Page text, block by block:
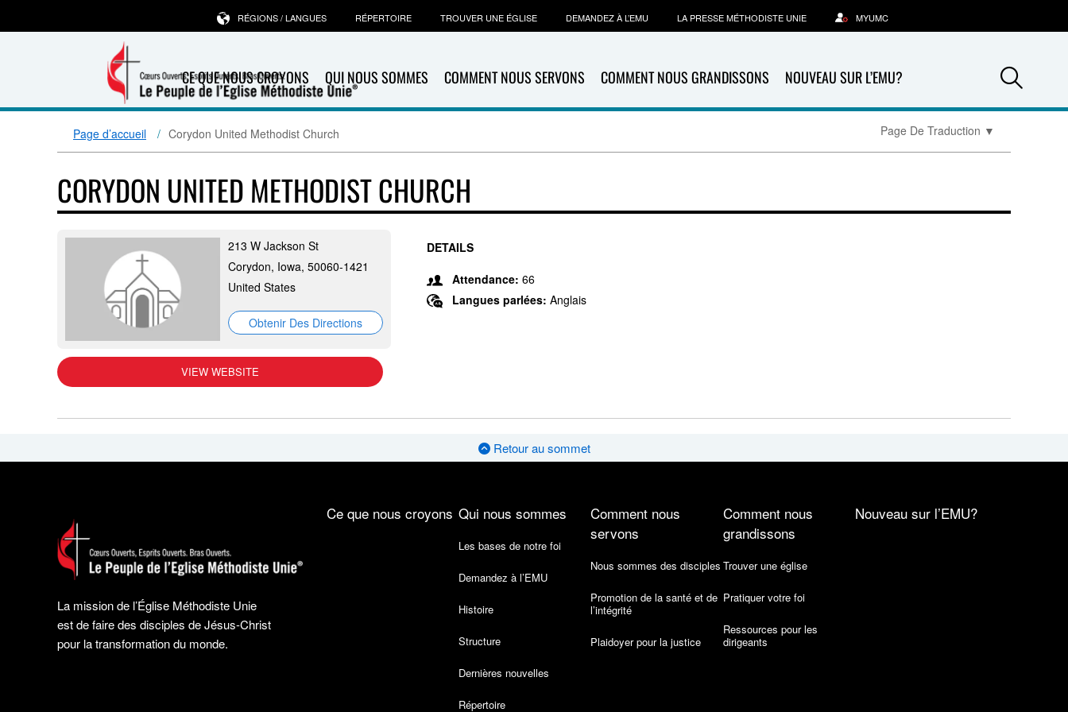
CE QUE NOUS CROYONS QUI NOUS SOMMES COMMENT NOUS SERVONS COMMENT NOUS GRANDISSONS NOUVEAU SUR L’EMU?
RÉGIONS / LANGUES RÉPERTOIRE TROUVER UNE ÉGLISE DEMANDEZ À L’EMU LA PRESSE MÉTHODISTE UNIE MYUMC
Page d’accueil Corydon United Methodist Church Page De Traduction ▼
CORYDON UNITED METHODIST CHURCH
213 W Jackson St
Corydon, Iowa, 50060-1421
United States
Obtenir Des Directions
VIEW WEBSITE
DETAILS
Attendance: 66
Langues parlées: Anglais
Retour au sommet
La mission de l’Église Méthodiste Unie
est de faire des disciples de Jésus-Christ
pour la transformation du monde.
Ce que nous croyons Qui nous sommes
Les bases de notre foi
Demandez à l’EMU
Histoire
Structure
Dernières nouvelles
Répertoire
Comment nous
servons
Nous sommes des disciples
Promotion de la santé et de
l’intégrité
Plaidoyer pour la justice
Comment nous
grandissons
Trouver une église
Pratiquer votre foi
Ressources pour les
dirigeants
Nouveau sur l’EMU?